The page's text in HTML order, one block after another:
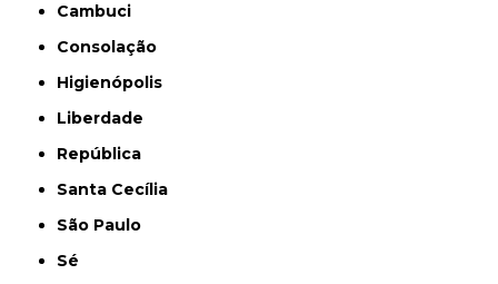
Cambuci
Consolação
Higienópolis
Liberdade
República
Santa Cecília
São Paulo
Sé